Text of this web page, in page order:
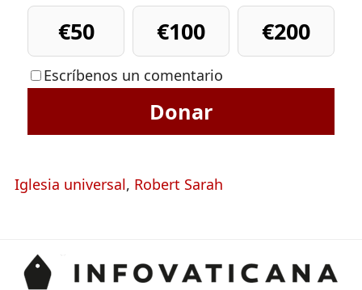
€50
€100 €200
Escríbenos un comentario
Donar
Iglesia universal, Robert Sarah